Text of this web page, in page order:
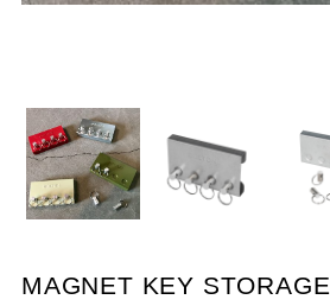
MAGNET KEY STORAGE